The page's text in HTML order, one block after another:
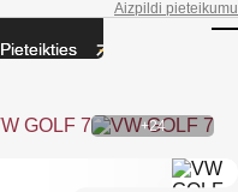
Aizpildi pieteikumu
+24